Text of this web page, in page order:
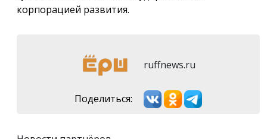
корпорацией развития.
ruffnews.ru
Поделиться: